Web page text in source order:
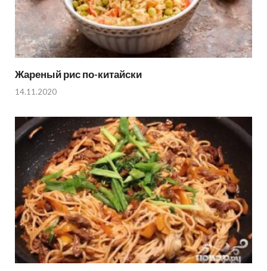
Жареный рис по-китайски
14.11.2020